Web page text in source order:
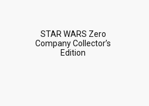
STAR WARS Zero
Company Collector’s
Edition